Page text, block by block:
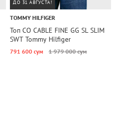
ДО 31 АВГУСТА!
TOMMY HILFIGER
Топ CO CABLE FINE GG SL SLIM
SWT Tommy Hilfiger
791 600 сум 1 979 000 сум